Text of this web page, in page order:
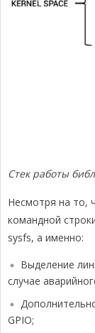
Стек работы
Несмотря на то,
командной
sysfs, а именно:
Выделение
случае
GPIO;